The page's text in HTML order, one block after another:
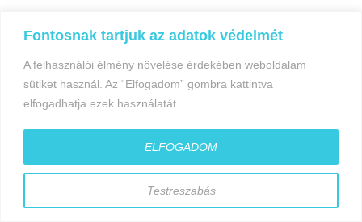
Fontosnak tartjuk az adatok védelmét
A felhasználói élmény növelése érdekében weboldalam
sütiket használ. Az “Elfogadom” gombra kattintva
elfogadhatja ezek használatát.
Testreszabás
ELFOGADOM
©gyorfiandras.hu